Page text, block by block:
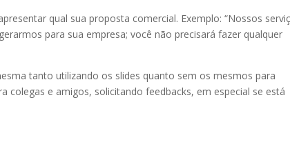
qual sua proposta comercial. Exemplo: “Nossos
para sua empresa; você não precisará fazer qualquer
tanto utilizando os slides quanto sem os mesmos para
colegas e amigos, solicitando feedbacks, em especial se está